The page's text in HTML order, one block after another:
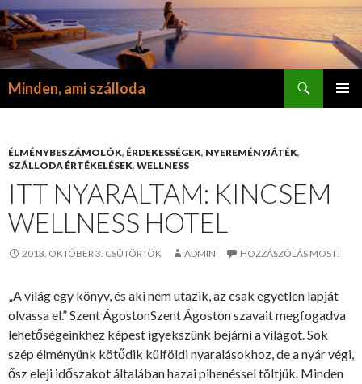
Minden, ami szálloda
ÉLMÉNYBESZÁMOLÓK, ÉRDEKESSÉGEK, NYEREMÉNYJÁTÉK,
SZÁLLODA ÉRTÉKELÉSEK, WELLNESS
ITT NYARALTAM: KINCSEM
WELLNESS HOTEL
2013. OKTÓBER 3. CSÜTÖRTÖK ADMIN HOZZÁSZÓLÁS MOST!
„A világ egy könyv, és aki nem utazik, az csak egyetlen lapját
olvassa el.” Szent ÁgostonSzent Ágoston szavait megfogadva
lehetőségeinkhez képest igyekszünk bejárni a világot. Sok
szép élményünk kötődik külföldi nyaralásokhoz, de a nyár végi,
ősz eleji időszakot általában hazai pihenéssel töltjük. Minden